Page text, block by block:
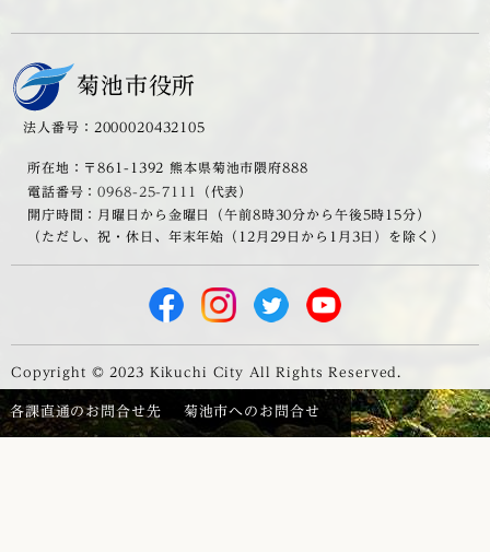
菊池市役所
法人番号：2000020432105
所在地：〒861-1392 熊本県菊池市隈府888
電話番号：0968-25-7111
（代表）
開庁時間：月曜日から金曜日（午前8時30分から午後5時15分）
（ただし、祝・休日、年末年始（12月29日から1月3日）を除く）
Copyright © 2023 Kikuchi City All Rights Reserved.
各課直通のお問合せ先 菊池市へのお問合せ